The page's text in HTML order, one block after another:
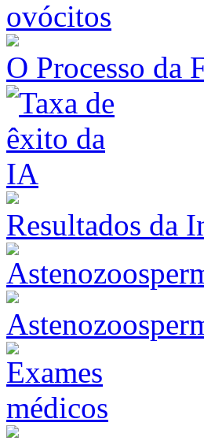
O Processo da
Resultados da